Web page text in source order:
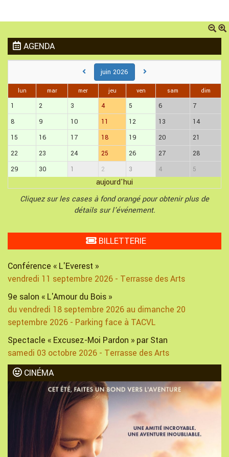
AGENDA
juin 2026
lun mar mer jeu ven sam dim
1 2 3 4 5 6
7
8
9 10 11 12 13
14
15
16 17 18 19 20
21
22
23 24 25 26 27
28
29
30 1 2 3 4 5
aujourd'hui
Cliquez sur les cases à fond orangé pour obtenir plus de
détails sur l'événement.
BILLETTERIE
Conférence « L'Everest »
vendredi 11 septembre 2026 - Terrasse des Arts
9e salon « L'Amour du Bois »
du vendredi 18 septembre 2026 au dimanche 20
septembre 2026 - Parking face à TACVL
Spectacle « Excusez-Moi Pardon » par Stan
samedi 03 octobre 2026 - Terrasse des Arts
CINÉMA